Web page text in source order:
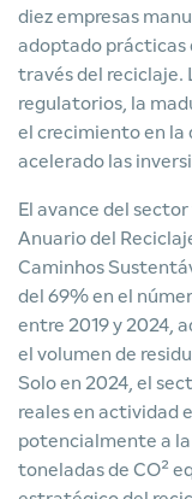
diez empresas
adoptado prácticas
través del reciclaje.
regulatorios, la
el crecimiento en la
acelerado las
El avance del
Anuario del
Caminhos
del 69% en el
entre 2019 y 2024,
el volumen de
Solo en 2024, el
reales en actividad
potencialmente a la
toneladas de CO²